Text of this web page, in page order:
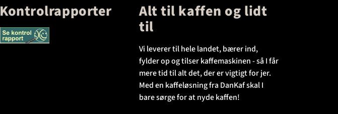
Kontrolrapporter Alt til kaffen og lidt
til
Vi leverer til hele landet, bærer ind,
fylder op og tilser kaffemaskinen - så I får
mere tid til alt det, der er vigtigt for jer.
Med en kaffeløsning fra DanKaf skal I
bare sørge for at nyde kaffen!